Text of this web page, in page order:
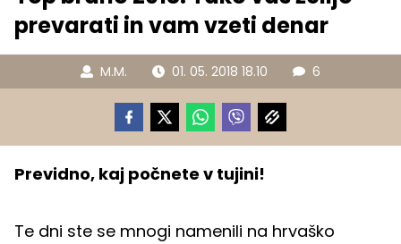
prevarati in vam vzeti denar
M.M. 01. 05. 2018 18.10 6
Previdno, kaj počnete v tujini!
Te dni ste se mnogi namenili na hrvaško